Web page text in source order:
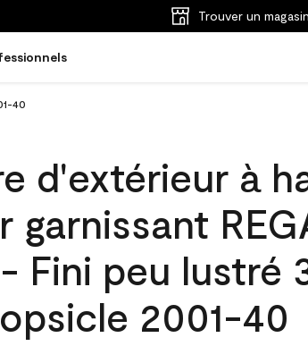
Trouver un magasin
40
d'extérieur à
garnissant
Fini peu lustré
2001-40